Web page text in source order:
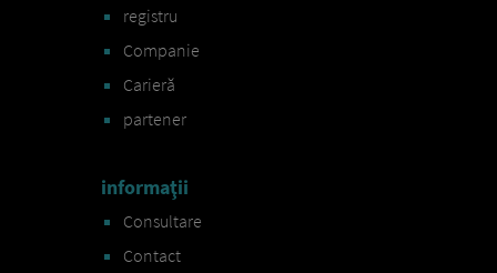
registru
Companie
Carieră
partener
informaţii
Consultare
Contact